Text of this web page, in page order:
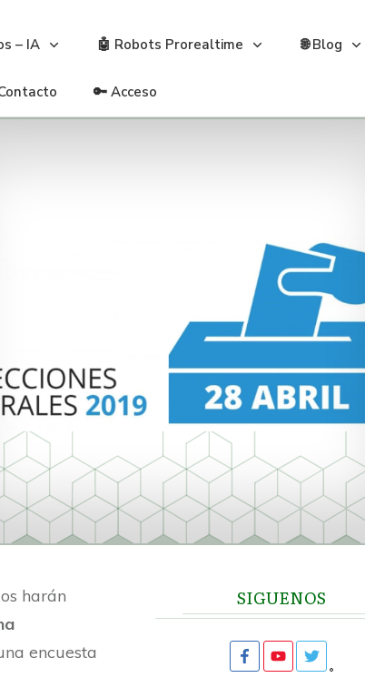
– IA 🤖 Robots Prorealtime 🌐 Blog
🔑 Acceso
harán
encuesta
SIGUENOS